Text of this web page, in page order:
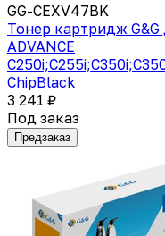
GG-CEXV47BK
Тонер картридж G&G
ADVANCE
ChipBlack
3 241 ₽
Под заказ
Предзаказ